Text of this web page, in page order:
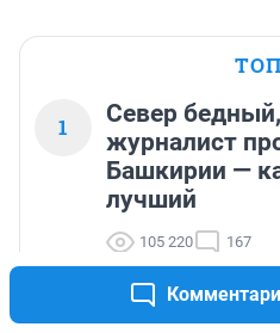
1
Север
журналист
Башкирии —
лучший
105 220 167
2
На этих монетах